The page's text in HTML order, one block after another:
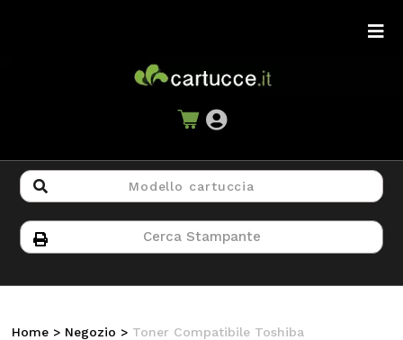
Home > Negozio > Toner Compatibile Toshiba